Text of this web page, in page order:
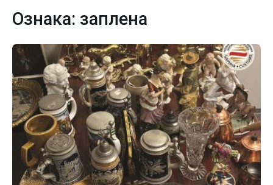
Ознака: заплена